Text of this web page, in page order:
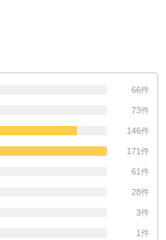
66件
73件
146件
171件
61件
28件
3件
1件